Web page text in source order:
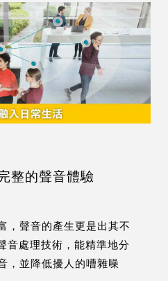
整的聲音體驗
，聲音的產生更是出其不
音處理技術，能精準地分
，並降低擾人的嘈雜噪